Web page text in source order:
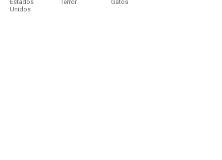
Estados
Unidos
Terror Gatos